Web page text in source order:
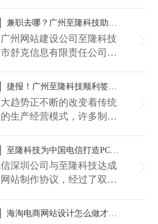
是公司未来发展的趋势。广
装卸作为国内装卸搬运行业
业，希望行业与互联网融
，使重型装卸搬运服务更趋
信息化，因此金泉装卸联
站建设公司至隆科技倾力
+微信端+手机端的一体化
兼职去哪？广州至隆科技助力舒克信息打造微信小程序兼职平台
州网站建设公司至隆科技
舒克信息有限责任公司达
造一款“花都job”兼职小程
更多有兼职、实习、全职需
提供一个高效的互联网综
台！
捷报！广州至隆科技顺利签约海达国际仪器网站建设项目
趋势正不断的改变着传统
生产经营模式，许多制造
有的制造业则利用互联网大
优势弥补内在经营的短缺。
海达国际仪器与广州网站建
至隆科技达成建站合作协
科技将提供全套网站建设
造一张互联网的品牌名
至隆科技为中国电信打造PC+手机端一体化宽带商城网站
深圳公司与至隆科技达成
站制作​协议，经过了双方
造了一个功能丰富的
机端的一体化宽带商城网
海淘电商网站设计怎么做才能显得优雅大气?